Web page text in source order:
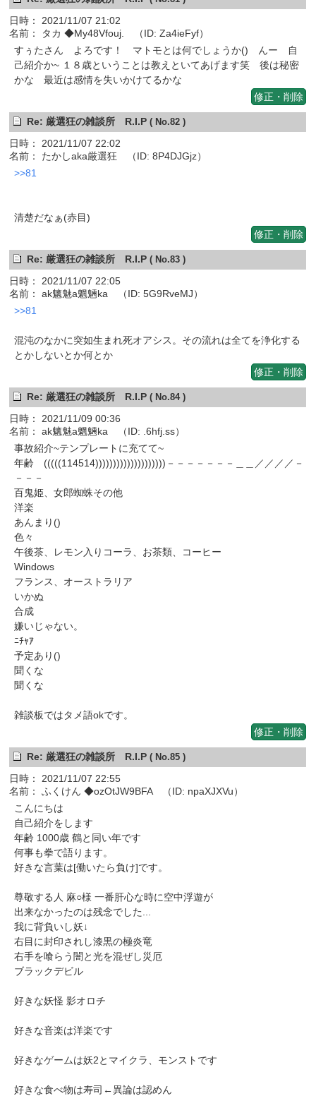
日時： 2021/11/07 21:02
名前： タカ ◆My48Vfouj. （ID: Za4ieFyf）
すぅたさん よろです！ マトモとは何でしょうか() んー 自
己紹介か~ １８歳ということは教えといてあげます笑 後は秘密
かな 最近は感情を失いかけてるかな
修正・削除
Re: 厳選狂の雑談所 R.I.P( No.82 )
日時： 2021/11/07 22:02
名前： たかしaka厳選狂 （ID: 8P4DJGjz）
>>81
清楚だなぁ(赤目)
修正・削除
Re: 厳選狂の雑談所 R.I.P( No.83 )
日時： 2021/11/07 22:05
名前： ak魑魅a魍魎ka （ID: 5G9RveMJ）
>>81
混沌のなかに突如生まれ死オアシス。その流れは全てを浄化する
とかしないとか何とか
修正・削除
Re: 厳選狂の雑談所 R.I.P( No.84 )
日時： 2021/11/09 00:36
名前： ak魑魅a魍魎ka （ID: .6hfj.ss）
事故紹介~テンプレートに充てて~
年齢 (((((114514))))))))))))))))))))－－－－－－－＿＿／／／／－
－－－
百鬼姫、女郎蜘蛛その他
洋楽
あんまり()
色々
午後茶、レモン入りコーラ、お茶類、コーヒー
Windows
フランス、オーストラリア
いかぬ
合成
嫌いじゃない。
ﾆﾁｬｱ
予定あり()
聞くな
聞くな
雑談板ではタメ語okです。
修正・削除
Re: 厳選狂の雑談所 R.I.P( No.85 )
日時： 2021/11/07 22:55
名前： ふくけん ◆ozOtJW9BFA （ID: npaXJXVu）
こんにちは
自己紹介をします
年齢 1000歳 鶴と同い年です
何事も拳で語ります。
好きな言葉は[働いたら負け]です。
尊敬する人 麻○様 一番肝心な時に空中浮遊が
出来なかったのは残念でした...
我に背負いし妖↓
右目に封印されし漆黒の極炎竜
右手を喰らう闇と光を混ぜし災厄
ブラックデビル
好きな妖怪 影オロチ
好きな音楽は洋楽です
好きなゲームは妖2とマイクラ、モンストです
好きな食べ物は寿司←異論は認めん